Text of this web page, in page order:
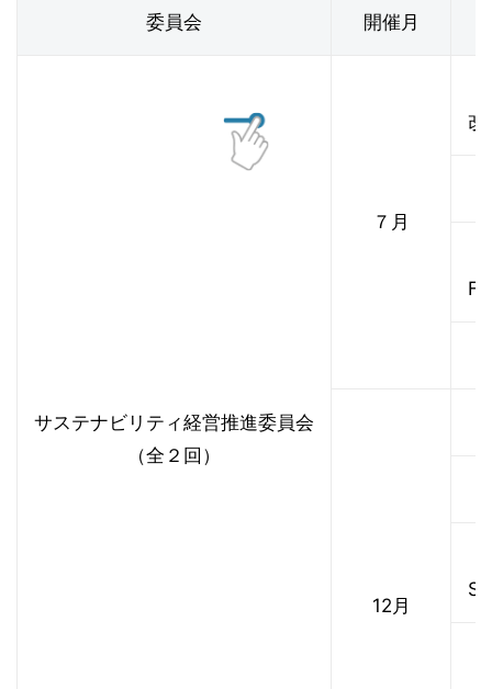
委員会 開催月
サステナビリティ経営推進委員会
（全２回）
７月
改
12月